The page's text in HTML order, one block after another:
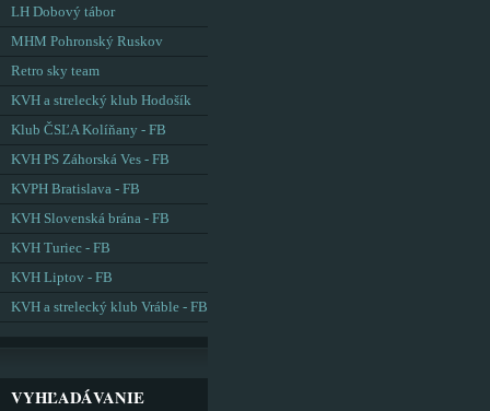
LH Dobový tábor
MHM Pohronský Ruskov
Retro sky team
KVH a strelecký klub Hodošík
Klub ČSĽA Kolíňany - FB
KVH PS Záhorská Ves - FB
KVPH Bratislava - FB
KVH Slovenská brána - FB
KVH Turiec - FB
KVH Liptov - FB
KVH a strelecký klub Vráble - FB
VYHĽADÁVANIE